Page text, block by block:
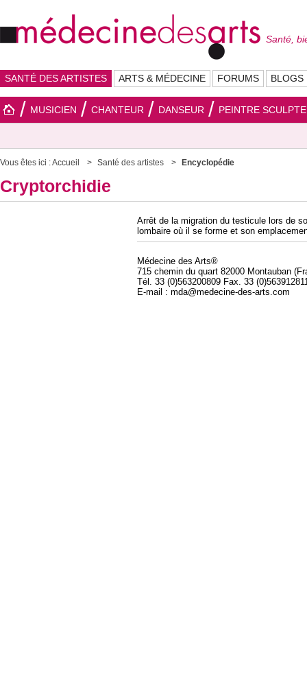
Santé,
SANTÉ DES ARTISTES ARTS & MÉDECINE FORUMS BLOGS
MUSICIEN CHANTEUR DANSEUR PEINTRE
Vous êtes ici :Accueil Santé des artistes Encyclopédie
Cryptorchidie
Arrêt de la migration du testicule lors de
lombaire où il se forme et son
Médecine des Arts®
715 chemin du quart 82000 Montauban
Tél. 33 (0)563200809 Fax. 33
E-mail : mda@medecine-des-arts.com